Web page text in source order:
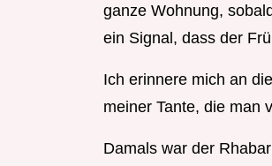
ganze Wohnung,
ein Signal, dass der
Ich erinnere mich an
meiner Tante, die man
Damals war der